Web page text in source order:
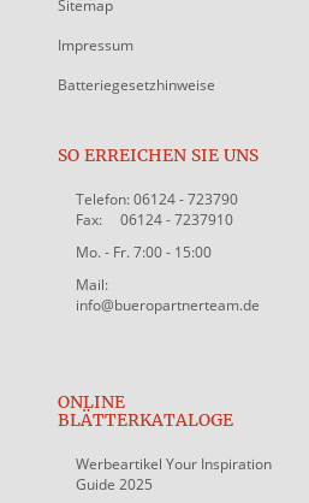
Sitemap
Impressum
Batteriegesetzhinweise
SO ERREICHEN SIE UNS
Telefon: 06124 - 723790
Fax: 06124 - 7237910
Mo. - Fr. 7:00 - 15:00
Mail:
info@bueropartnerteam.de
ONLINE
BLÄTTERKATALOGE
Werbeartikel Your Inspiration
Guide 2025